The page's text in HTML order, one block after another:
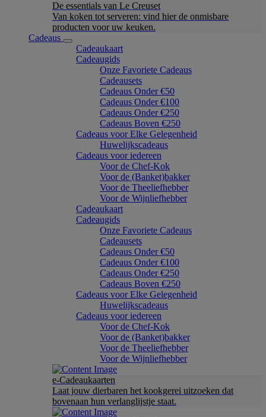
De essentials van Le Creuset
Van koken tot serveren: vind hier de onmisbare
producten voor uw keuken.
Cadeaus
Cadeaukaart
Cadeaugids
Onze Favoriete Cadeaus
Cadeausets
Cadeaus Onder €50
Cadeaus Onder €100
Cadeaus Onder €250
Cadeaus Boven €250
Cadeaus voor Elke Gelegenheid
Huwelijkscadeaus
Cadeaus voor iedereen
Voor de Chef-Kok
Voor de (Banket)bakker
Voor de Theeliefhebber
Voor de Wijnliefhebber
Cadeaukaart
Cadeaugids
Onze Favoriete Cadeaus
Cadeausets
Cadeaus Onder €50
Cadeaus Onder €100
Cadeaus Onder €250
Cadeaus Boven €250
Cadeaus voor Elke Gelegenheid
Huwelijkscadeaus
Cadeaus voor iedereen
Voor de Chef-Kok
Voor de (Banket)bakker
Voor de Theeliefhebber
Voor de Wijnliefhebber
e-Cadeaukaarten
Laat jouw dierbaren het kookgerei uitzoeken dat
bovenaan hun verlanglijstje staat.